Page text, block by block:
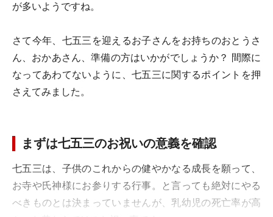
が多いようですね。
さて今年、七五三を迎えるお子さんをお持ちのおとうさ
ん、おかあさん、準備の方はいかがでしょうか？ 間際に
なってあわてないように、七五三に関するポイントを押
さえてみました。
まずは七五三のお祝いの意義を確認
七五三は、子供のこれからの健やかなる成長を願って、
お寺や氏神様にお参りする行事。と言っても絶対にやる
べきものとは決まっていませんが、乳幼児の死亡率が高